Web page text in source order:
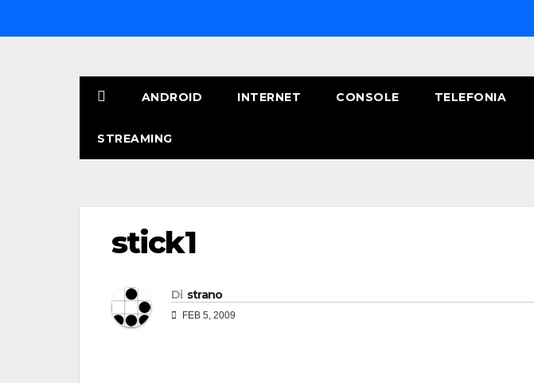
al
ANDROID INTERNET CONSOLE TELEFONIA
STREAMING
stick1
Di strano
FEB 5, 2009